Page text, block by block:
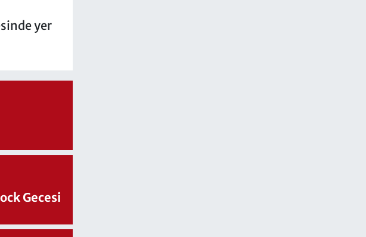
yer
Gecesi